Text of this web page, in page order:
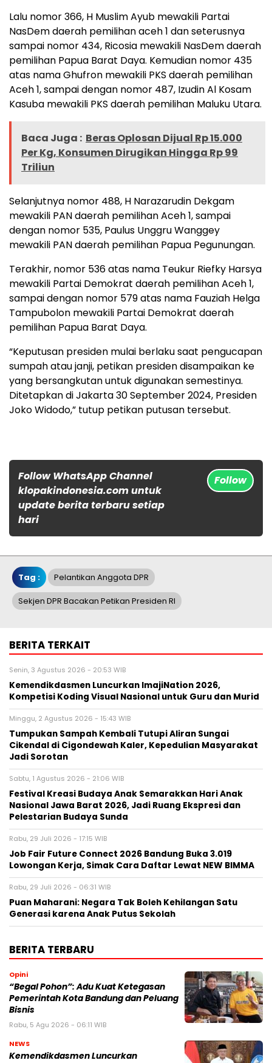
Lalu nomor 366, H Muslim Ayub mewakili Partai
NasDem daerah pemilihan aceh 1 dan seterusnya
sampai nomor 434, Ricosia mewakili NasDem daerah
pemilihan Papua Barat Daya. Kemudian nomor 435
atas nama Ghufron mewakili PKS daerah pemilihan
Aceh 1, sampai dengan nomor 487, Izudin Al Kosam
Kasuba mewakili PKS daerah pemilihan Maluku Utara.
Baca Juga : Beras Oplosan Dijual Rp 15.000
Per Kg, Konsumen Dirugikan Hingga Rp 99
Triliun
Selanjutnya nomor 488, H Narazarudin Dekgam
mewakili PAN daerah pemilihan Aceh 1, sampai
dengan nomor 535, Paulus Unggru Wanggey
mewakili PAN daerah pemilihan Papua Pegunungan.
Terakhir, nomor 536 atas nama Teukur Riefky Harsya
mewakili Partai Demokrat daerah pemilihan Aceh 1,
sampai dengan nomor 579 atas nama Fauziah Helga
Tampubolon mewakili Partai Demokrat daerah
pemilihan Papua Barat Daya.
“Keputusan presiden mulai berlaku saat pengucapan
sumpah atau janji, petikan presiden disampaikan ke
yang bersangkutan untuk digunakan semestinya.
Ditetapkan di Jakarta 30 September 2024, Presiden
Joko Widodo,” tutup petikan putusan tersebut.
Follow WhatsApp Channel
klopakindonesia.com untuk
update berita terbaru setiap
hari
Follow
Tag : Pelantikan Anggota DPR
Sekjen DPR Bacakan Petikan Presiden RI
BERITA TERKAIT
Senin, 3 Agustus 2026 - 20:53 WIB
Kemendikdasmen Luncurkan ImajiNation 2026,
Kompetisi Koding Visual Nasional untuk Guru dan Murid
Minggu, 2 Agustus 2026 - 15:43 WIB
Tumpukan Sampah Kembali Tutupi Aliran Sungai
Cikendal di Cigondewah Kaler, Kepedulian Masyarakat
Jadi Sorotan
Sabtu, 1 Agustus 2026 - 21:06 WIB
Festival Kreasi Budaya Anak Semarakkan Hari Anak
Nasional Jawa Barat 2026, Jadi Ruang Ekspresi dan
Pelestarian Budaya Sunda
Rabu, 29 Juli 2026 - 17:15 WIB
Job Fair Future Connect 2026 Bandung Buka 3.019
Lowongan Kerja, Simak Cara Daftar Lewat NEW BIMMA
Rabu, 29 Juli 2026 - 06:31 WIB
Puan Maharani: Negara Tak Boleh Kehilangan Satu
Generasi karena Anak Putus Sekolah
BERITA TERBARU
Opini
“Begal Pohon”: Adu Kuat Ketegasan
Pemerintah Kota Bandung dan Peluang
Bisnis
Rabu, 5 Agu 2026 - 06:11 WIB
NEWS
Kemendikdasmen Luncurkan